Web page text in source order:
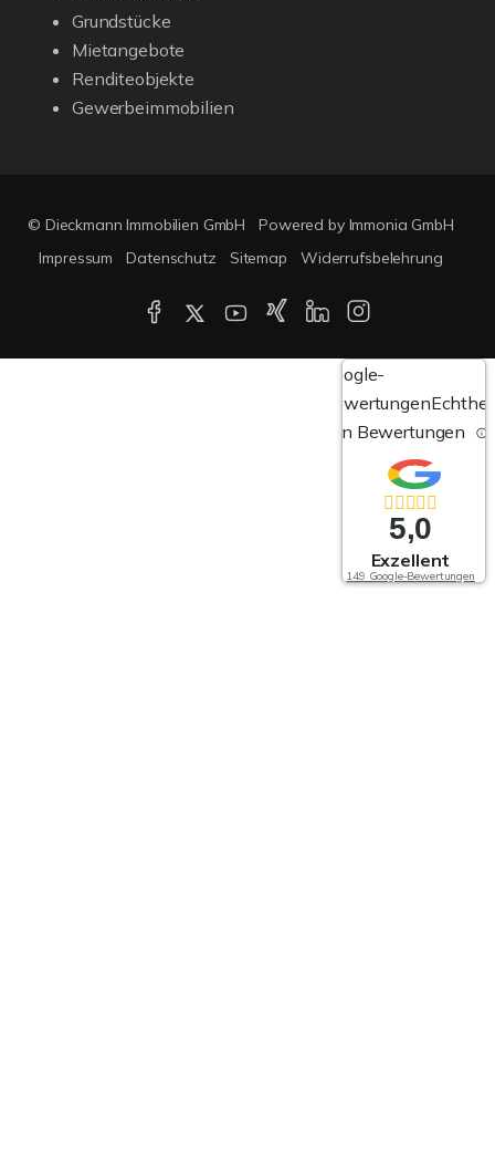
Grundstücke
Mietangebote
Renditeobjekte
Gewerbeimmobilien
© Dieckmann Immobilien GmbH
Powered by Immonia GmbH
Impressum
Datenschutz Sitemap Widerrufsbelehrung
Google-
Bewertungen
von Bewertungen
5,0
Exzellent
149 Google-Bewertungen